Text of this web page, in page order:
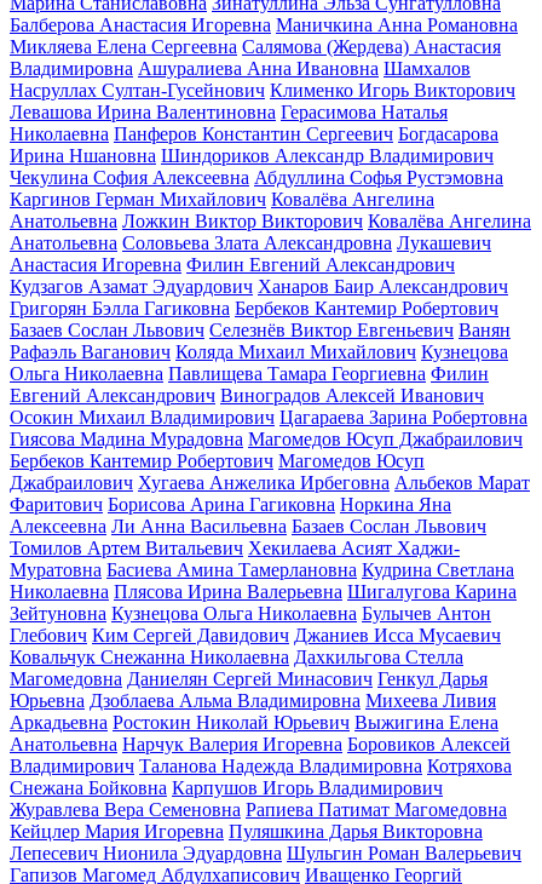
Балберова Анастасия Игоревна Маничкина Анна Романовна
Микляева Елена Сергеевна Салямова (Жердева) Анастасия
Владимировна Ашуралиева Анна Ивановна Шамхалов
Насруллах Султан-Гусейнович Клименко Игорь Викторович
Левашова Ирина Валентиновна Герасимова Наталья
Николаевна Панферов Константин Сергеевич Богдасарова
Ирина Ншановна Шиндориков Александр Владимирович
Чекулина София Алексеевна Абдуллина Софья Рустэмовна
Каргинов Герман Михайлович Ковалёва Ангелина
Анатольевна Ложкин Виктор Викторович Ковалёва Ангелина
Анатольевна Соловьева Злата Александровна Лукашевич
Анастасия Игоревна Филин Евгений Александрович
Кудзагов Азамат Эдуардович Ханаров Баир Александрович
Григорян Бэлла Гагиковна Бербеков Кантемир Робертович
Базаев Сослан Львович Селезнёв Виктор Евгеньевич Ванян
Рафаэль Ваганович Коляда Михаил Михайлович Кузнецова
Ольга Николаевна Павлищева Тамара Георгиевна Филин
Евгений Александрович Виноградов Алексей Иванович
Осокин Михаил Владимирович Цагараева Зарина Робертовна
Гиясова Мадина Мурадовна Магомедов Юсуп Джабраилович
Бербеков Кантемир Робертович Магомедов Юсуп
Джабраилович Хугаева Анжелика Ирбеговна Альбеков Марат
Фаритович Борисова Арина Гагиковна Норкина Яна
Алексеевна Ли Анна Васильевна Базаев Сослан Львович
Томилов Артем Витальевич Хекилаева Асият Хаджи-
Муратовна Басиева Амина Тамерлановна Кудрина Светлана
Николаевна Плясова Ирина Валерьевна Шигалугова Карина
Зейтуновна Кузнецова Ольга Николаевна Булычев Антон
Глебович Ким Сергей Давидович Джаниев Исса Мусаевич
Ковальчук Снежанна Николаевна Дахкильгова Стелла
Магомедовна Даниелян Сергей Минасович Генкул Дарья
Юрьевна Дзоблаева Альма Владимировна Михеева Ливия
Аркадьевна Ростокин Николай Юрьевич Выжигина Елена
Анатольевна Нарчук Валерия Игоревна Боровиков Алексей
Владимирович Таланова Надежда Владимировна Котряхова
Снежана Бойковна Карпушов Игорь Владимирович
Журавлева Вера Семеновна Рапиева Патимат Магомедовна
Кейцлер Мария Игоревна Пуляшкина Дарья Викторовна
Лепесевич Нионила Эдуардовна Шульгин Роман Валерьевич
Гапизов Магомед Абдулхаписович Иващенко Георгий